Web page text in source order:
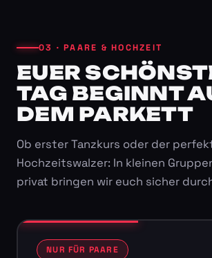
03 · PAARE & HOCHZEIT
EUER
TAG BEGINNT
DEM PARKETT
Ob erster Tanzkurs oder der
Hochzeitswalzer: In kleinen
privat bringen wir euch sicher
NUR FÜR PAARE